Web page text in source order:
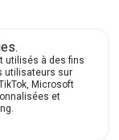
l’ordi avant
distrayant.
aussi de